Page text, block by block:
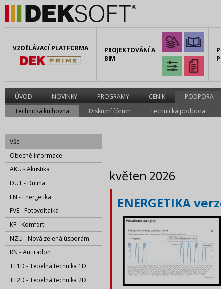
VZDĚLÁVACÍ PLATFORMA
PROJEKTOVÁNÍ A
BIM
ÚVOD NOVINKY PROGRAMY CENÍK
PODPORA
Technická knihovna
Diskuzní fórum Technická podpora
Vše
Obecné informace
AKU - Akustika
DUT - Dutina
EN - Energetika
FVE - Fotovoltaika
KF - Komfort
NZU - Nová zelená úsporám
RN - Antiradon
TT1D - Tepelná technika 1D
TT2D - Tepelná technika 2D
květen 2026
ENERGETIKA